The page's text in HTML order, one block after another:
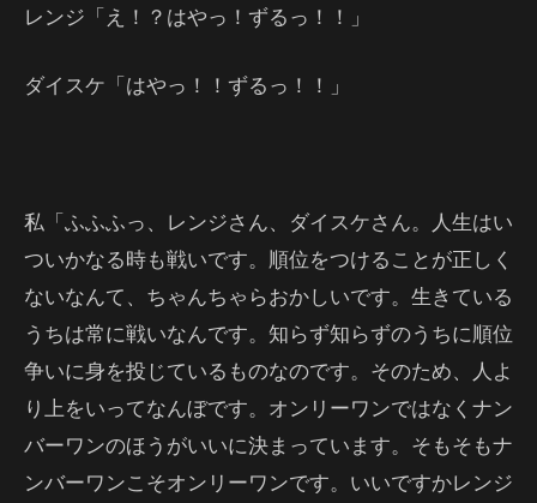
レンジ「え！？はやっ！ずるっ！！」
ダイスケ「はやっ！！ずるっ！！」
私「ふふふっ、レンジさん、ダイスケさん。人生はい
ついかなる時も戦いです。順位をつけることが正しく
ないなんて、ちゃんちゃらおかしいです。生きている
うちは常に戦いなんです。知らず知らずのうちに順位
争いに身を投じているものなのです。そのため、人よ
り上をいってなんぼです。オンリーワンではなくナン
バーワンのほうがいいに決まっています。そもそもナ
ンバーワンこそオンリーワンです。いいですかレンジ